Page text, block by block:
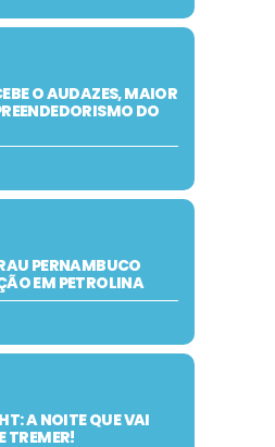
O AUDAZES, MAIOR
DO
PERNAMBUCO
EM PETROLINA
A NOITE QUE VAI
TREMER!